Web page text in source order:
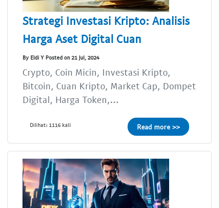
Strategi Investasi Kripto: Analisis
Harga Aset Digital Cuan
By Eldi Y Posted on 21 Jul, 2024
Crypto, Coin Micin, Investasi Kripto,
Bitcoin, Cuan Kripto, Market Cap, Dompet
Digital, Harga Token,...
Dilihat: 1116 kali Read more >>